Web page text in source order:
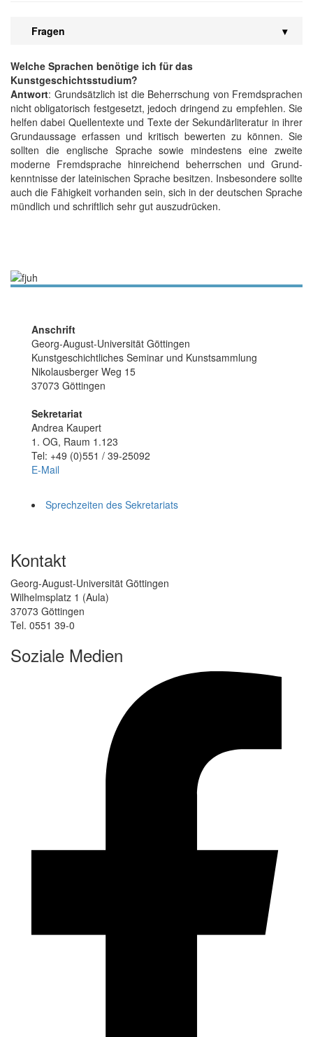
Fragen
Welche Sprachen benötige ich für das
Kunstgeschichtsstudium?
Antwort: Grundsätzlich ist die Beherrschung von Fremd­sprachen
nicht obligatorisch festgesetzt, jedoch dringend zu empfehlen. Sie
helfen dabei Quellen­texte und Texte der Sekundär­literatur in ihrer
Grund­aussage erfassen und kritisch bewerten zu können. Sie
sollten die englische Sprache sowie mindestens eine zweite
moderne Fremd­sprache hinreichend beherrschen und Grund­
kenntnisse der lateinischen Sprache besitzen. Insbesondere sollte
auch die Fähigkeit vorhanden sein, sich in der deutschen Sprache
mündlich und schriftlich sehr gut auszudrücken.
Anschrift
Georg-August-Universität Göttingen
Kunstgeschichtliches Seminar und Kunstsammlung
Nikolausberger Weg 15
37073 Göttingen
Sekretariat
Andrea Kaupert
1. OG, Raum 1.123
Tel: +49 (0)551 / 39-25092
E-Mail
Sprechzeiten des Sekretariats
Kontakt
Georg-August-Universität Göttingen
Wilhelmsplatz 1 (Aula)
37073 Göttingen
Tel. 0551 39-0
Soziale Medien